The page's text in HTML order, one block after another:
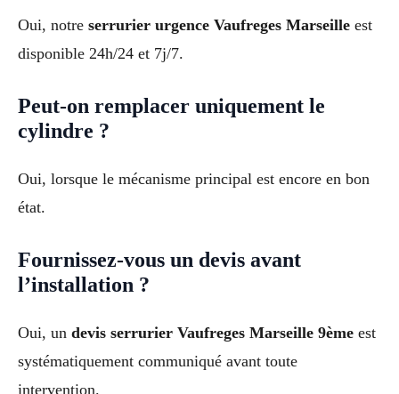
Oui, notre serrurier urgence Vaufreges Marseille est
disponible 24h/24 et 7j/7.
Peut-on remplacer uniquement le
cylindre ?
Oui, lorsque le mécanisme principal est encore en bon
état.
Fournissez-vous un devis avant
l’installation ?
Oui, un devis serrurier Vaufreges Marseille 9ème est
systématiquement communiqué avant toute
intervention.